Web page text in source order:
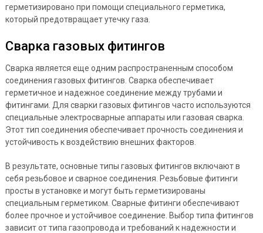
герметизировано при помощи специального герметика,
который предотвращает утечку газа.
Сварка газовых фитингов
Сварка является еще одним распространенным способом
соединения газовых фитингов. Сварка обеспечивает
герметичное и надежное соединение между трубами и
фитингами. Для сварки газовых фитингов часто используются
специальные электросварные аппараты или газовая сварка.
Этот тип соединения обеспечивает прочность соединения и
устойчивость к воздействию внешних факторов.
В результате, основные типы газовых фитингов включают в
себя резьбовое и сварное соединения. Резьбовые фитинги
просты в установке и могут быть герметизированы
специальным герметиком. Сварные фитинги обеспечивают
более прочное и устойчивое соединение. Выбор типа фитингов
зависит от типа газопровода и требований к надежности и